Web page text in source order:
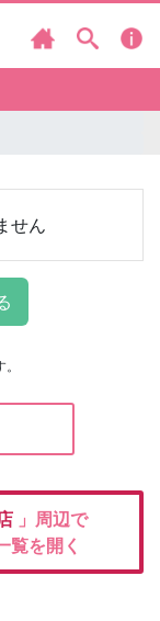
せん
」周辺で
覧を開く